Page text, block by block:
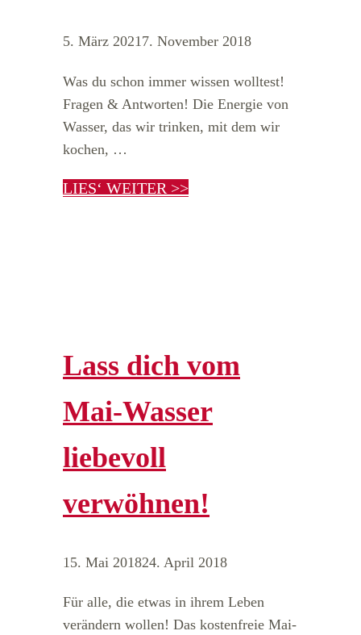
5. März 20217. November 2018
Was du schon immer wissen wolltest!
Fragen & Antworten! Die Energie von
Wasser, das wir trinken, mit dem wir
kochen, …
LIES‘ WEITER >>
Lass dich vom
Mai-Wasser
liebevoll
verwöhnen!
15. Mai 201824. April 2018
Für alle, die etwas in ihrem Leben
verändern wollen! Das kostenfreie Mai-